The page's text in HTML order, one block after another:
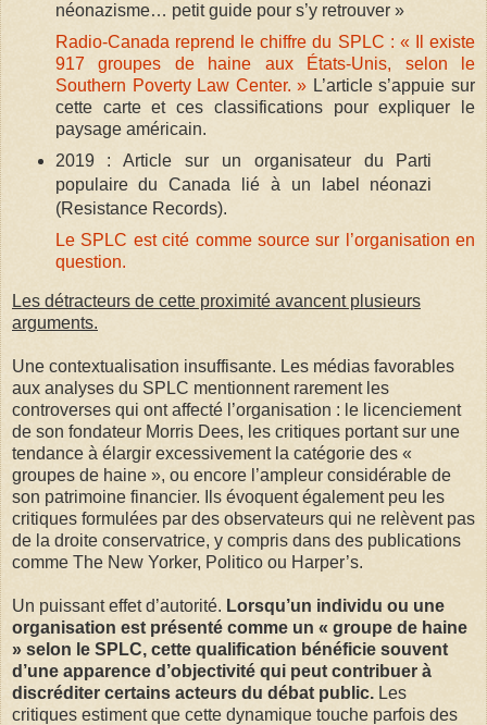
néonazisme… petit guide pour s’y retrouver »
Radio-Canada reprend le chiffre du SPLC : « Il existe
917 groupes de haine aux États-Unis, selon le
Southern Poverty Law Center. » L’article s’appuie sur
cette carte et ces classifications pour expliquer le
paysage américain.
2019 : Article sur un organisateur du Parti
populaire du Canada lié à un label néonazi
(Resistance Records).
Le SPLC est cité comme source sur l’organisation en
question.
Les détracteurs de cette proximité avancent plusieurs
arguments.
Une contextualisation insuffisante. Les médias favorables
aux analyses du SPLC mentionnent rarement les
controverses qui ont affecté l’organisation : le licenciement
de son fondateur Morris Dees, les critiques portant sur une
tendance à élargir excessivement la catégorie des «
groupes de haine », ou encore l’ampleur considérable de
son patrimoine financier. Ils évoquent également peu les
critiques formulées par des observateurs qui ne relèvent pas
de la droite conservatrice, y compris dans des publications
comme The New Yorker, Politico ou Harper’s.
Un puissant effet d’autorité. Lorsqu’un individu ou une
organisation est présenté comme un « groupe de haine
» selon le SPLC, cette qualification bénéficie souvent
d’une apparence d’objectivité qui peut contribuer à
discréditer certains acteurs du débat public. Les
critiques estiment que cette dynamique touche parfois des